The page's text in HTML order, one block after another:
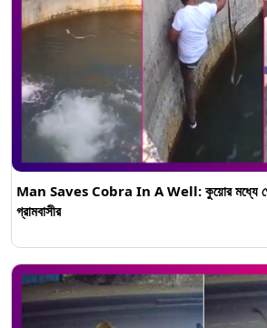
Man Saves Cobra In A Well: কুয়োর মধ্যে
গ্রামবাসীর